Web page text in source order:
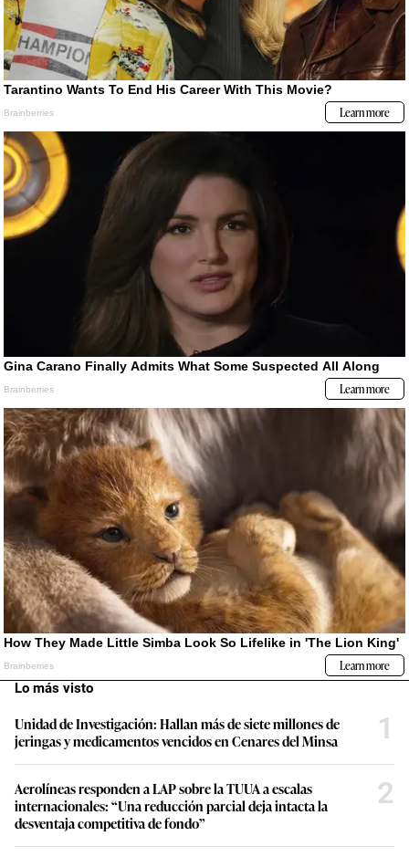
Lo más visto
Unidad de Investigación: Hallan más de siete millones de
jeringas y medicamentos vencidos en Cenares del Minsa
1
Aerolíneas responden a LAP sobre la TUUA a escalas
internacionales: “Una reducción parcial deja intacta la
desventaja competitiva de fondo”
2